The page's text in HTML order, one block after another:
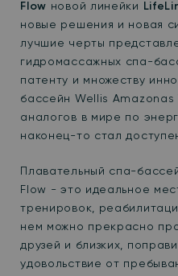
Flow новой линейки
новые решения и новая
лучшие черты
гидромассажных спа-
патенту и множеству
бассейн Wellis
аналогов в мире по
наконец-то стал
Плавательный спа-
Flow - это идеальное
тренировок,
нем можно прекрасно
друзей и близких,
удовольствие от